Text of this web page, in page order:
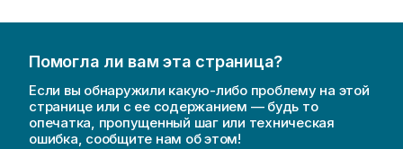
Помогла ли вам эта страница?
Если вы обнаружили какую-либо проблему на этой
странице или с ее содержанием — будь то
опечатка, пропущенный шаг или техническая
ошибка, сообщите нам об этом!